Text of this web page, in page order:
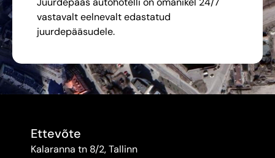
vastavalt eelnevalt edastatud
juurdepääsudele.
Ettevõte
Kalaranna tn 8/2, Tallinn